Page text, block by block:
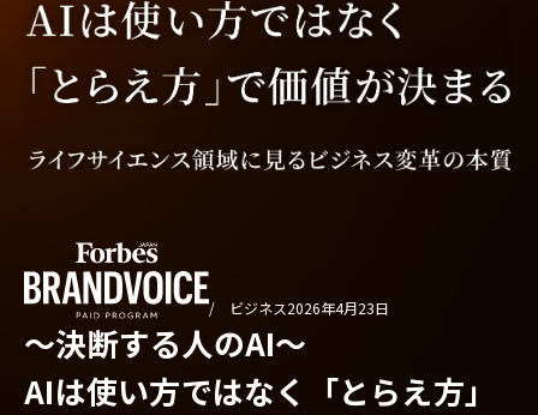
/ ビジネス2026年4月23日
〜決断する人のAI〜
AIは使い方ではなく「とらえ方」